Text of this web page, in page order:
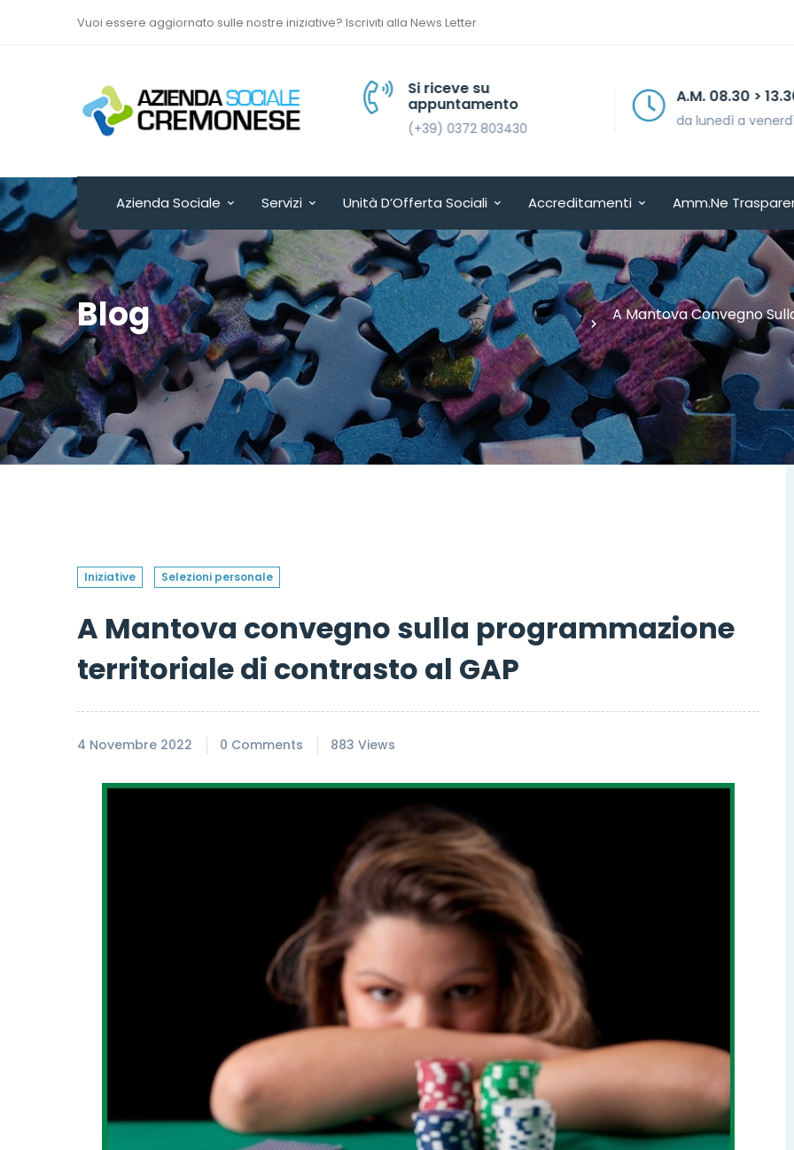
Vuoi essere aggiornato sulle nostre iniziative? Iscriviti alla News Letter
Via Sant’Antonio del
Fuoco n. 9/A
Cremona - ITALY
Si riceve su
appuntamento
(+39) 0372 803430
A.M. 08.30 > 13.30
da lunedì a venerdì
Azienda Sociale Servizi Unità D’Offerta Sociali Accreditamenti Amm.ne
Blog A Mantova Convegno
Iniziative Selezioni personale
A Mantova convegno sulla programmazione
territoriale di contrasto al GAP
4 Novembre 2022 0 Comments 883 Views